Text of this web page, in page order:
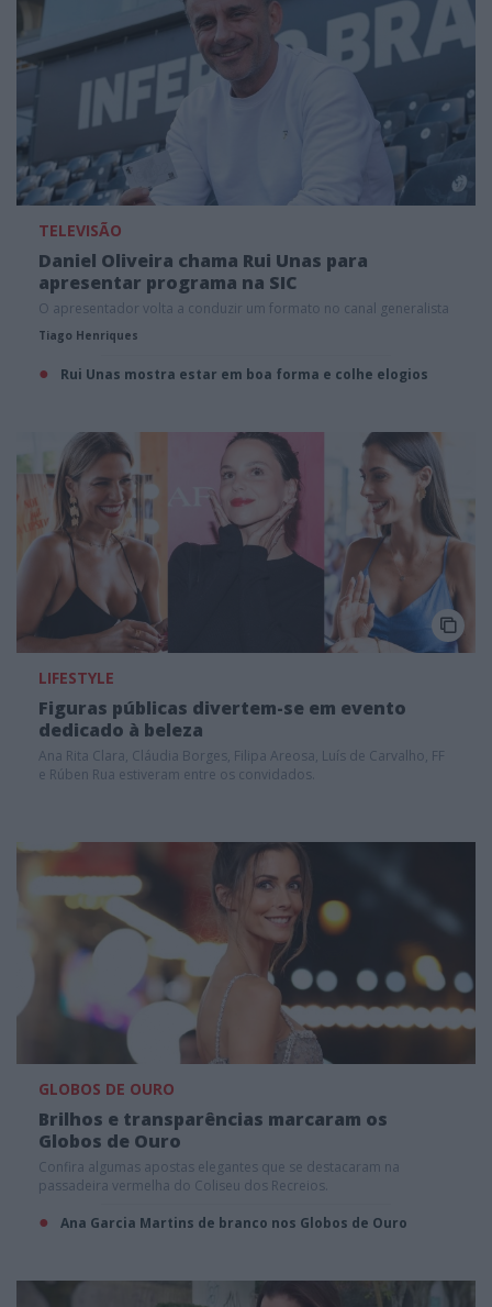
TELEVISÃO
Daniel Oliveira chama Rui Unas para
apresentar programa na SIC
O apresentador volta a conduzir um formato no canal generalista
Tiago Henriques
Rui Unas mostra estar em boa forma e colhe elogios
LIFESTYLE
Figuras públicas divertem-se em evento
dedicado à beleza
Ana Rita Clara, Cláudia Borges, Filipa Areosa, Luís de Carvalho, FF
e Rúben Rua estiveram entre os convidados.
GLOBOS DE OURO
Brilhos e transparências marcaram os
Globos de Ouro
Confira algumas apostas elegantes que se destacaram na
passadeira vermelha do Coliseu dos Recreios.
Ana Garcia Martins de branco nos Globos de Ouro